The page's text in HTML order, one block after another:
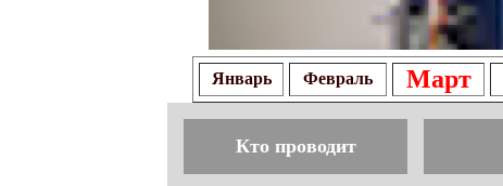
Январь Февраль Март
Кто проводит